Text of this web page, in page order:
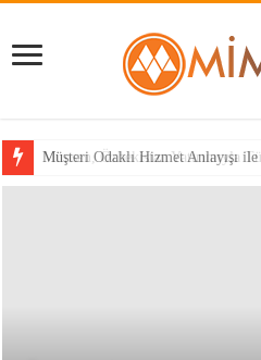
Mimsan, Özbekistan Yatırımıyla
Müşteri Odaklı Hizmet Anlayışı